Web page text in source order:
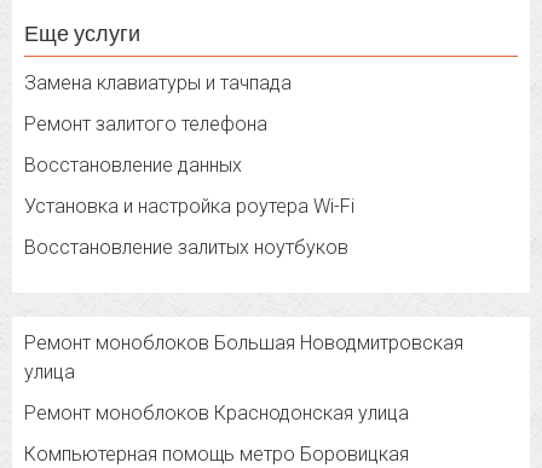
Еще услуги
Замена клавиатуры и тачпада
Ремонт залитого телефона
Восстановление данных
Установка и настройка роутера Wi-Fi
Восстановление залитых ноутбуков
Ремонт моноблоков Большая Новодмитровская
улица
Ремонт моноблоков Краснодонская улица
Компьютерная помощь метро Боровицкая